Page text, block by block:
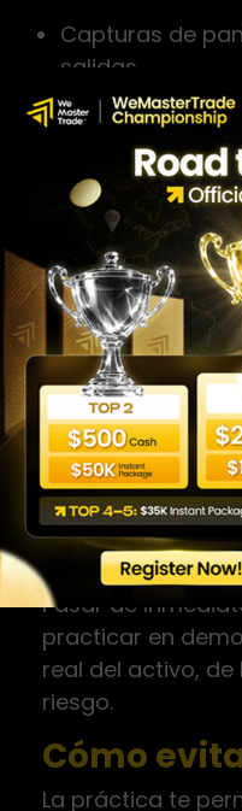
Capturas de
salidas.
Emociones del
Condición del
Razón técnica
operación.
En
hábito porque es
de pulir defectos
emocionales
10. No
de
real
Algunos traders
importancia del
Pasar de
practicar en
real del activo,
riesgo.
Cómo
La práctica te